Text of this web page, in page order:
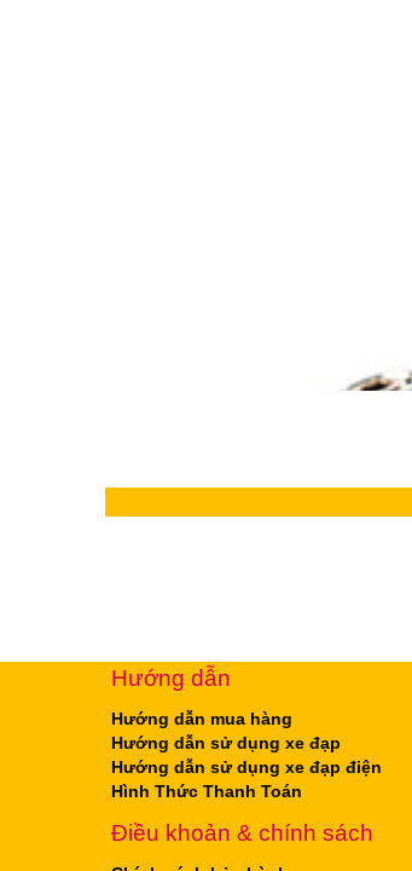
Hướng dẫn
Hướng dẫn mua hàng
Hướng dẫn sử dụng xe đạp
Hướng dẫn sử dụng xe đạp điện
Hình Thức Thanh Toán
Điều khoản & chính sách